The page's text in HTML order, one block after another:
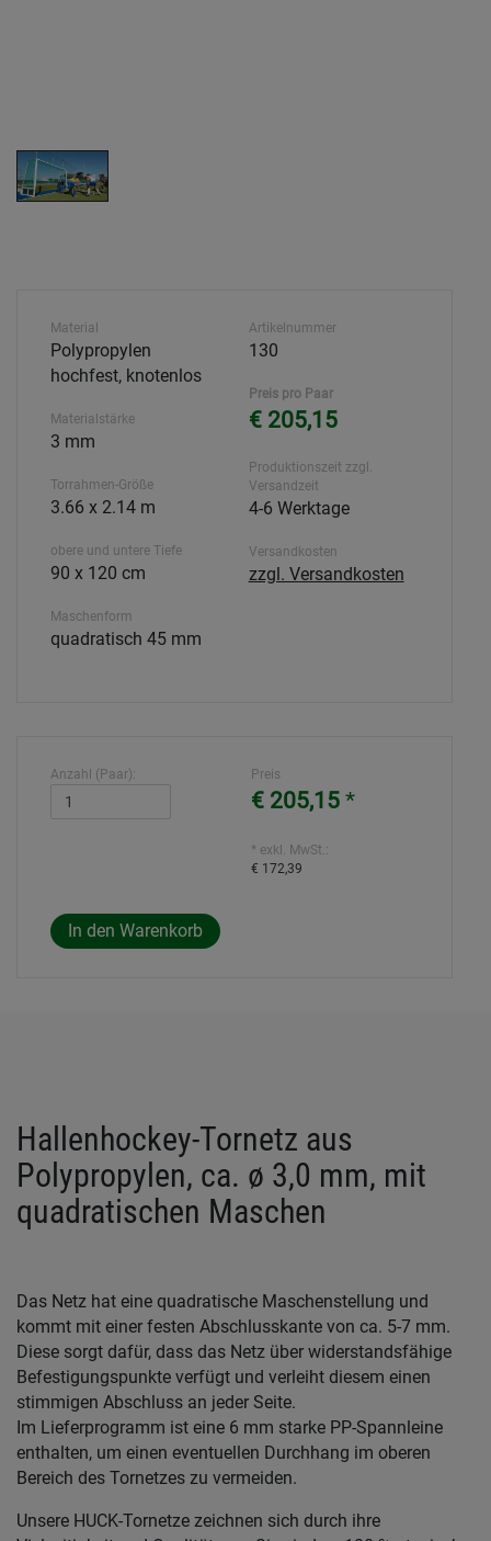
Material
Polypropylen
hochfest, knotenlos
Materialstärke
3 mm
Torrahmen-Größe
3.66 x 2.14 m
obere und untere Tiefe
90 x 120 cm
Maschenform
quadratisch 45 mm
Artikelnummer
130
Preis pro Paar
€ 205,15
Produktionszeit zzgl.
Versandzeit
4-6 Werktage
Versandkosten
zzgl. Versandkosten
Anzahl (Paar): Preis
€ 205,15 *
* exkl. MwSt.:
€ 172,39
Hallenhockey-Tornetz aus
Polypropylen, ca. ø 3,0 mm, mit
quadratischen Maschen
Das Netz hat eine quadratische Maschenstellung und
kommt mit einer festen Abschlusskante von ca. 5-7 mm.
Diese sorgt dafür, dass das Netz über widerstandsfähige
Befestigungspunkte verfügt und verleiht diesem einen
stimmigen Abschluss an jeder Seite.
Im Lieferprogramm ist eine 6 mm starke PP-Spannleine
enthalten, um einen eventuellen Durchhang im oberen
Bereich des Tornetzes zu vermeiden.
Unsere HUCK-Tornetze zeichnen sich durch ihre